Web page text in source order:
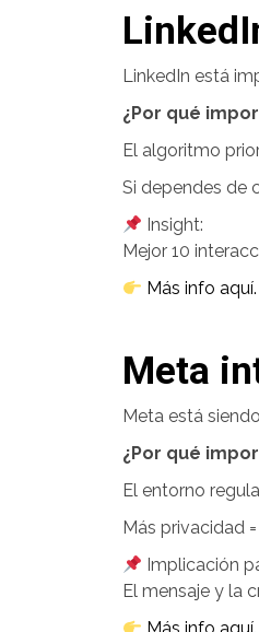
LinkedIn está
¿Por qué
El algoritmo
Si dependes de
Insight:
Mejor 10
Más info aquí.
Meta
Meta está
¿Por qué
El entorno
Más privacidad
Implicación
El mensaje y la